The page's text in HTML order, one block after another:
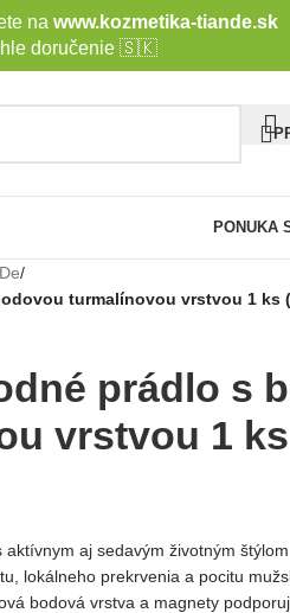
na www.kozmetika-tiande.sk
doručenie 🇸🇰
PONUKA
/
turmalínovou vrstvou 1 ks
prádlo s
vrstvou 1
aktívnym aj sedavým životným štýlom
lokálneho prekrvenia a pocitu
bodová vrstva a magnety